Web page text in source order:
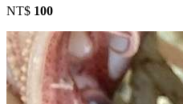
NT$ 100